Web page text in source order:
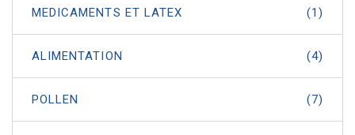
MEDICAMENTS ET LATEX (1)
ALIMENTATION (4)
POLLEN (7)